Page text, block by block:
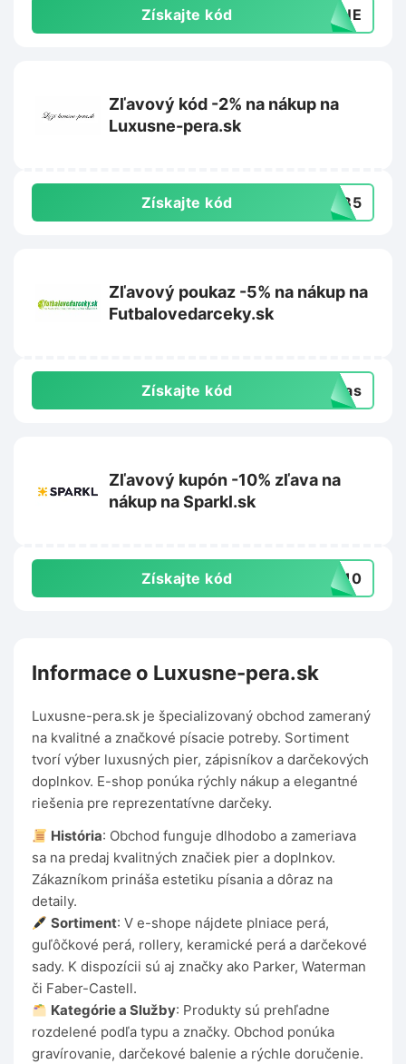
Získajte kód UTNE
Zľavový kód -2% na nákup na
Luxusne-pera.sk
Získajte kód TYB5
Zľavový poukaz -5% na nákup na
Futbalovedarceky.sk
Získajte kód -vas
Zľavový kupón -10% zľava na
nákup na Sparkl.sk
Získajte kód RT10
Informace o Luxusne-pera.sk
Luxusne-pera.sk je špecializovaný obchod zameraný
na kvalitné a značkové písacie potreby. Sortiment
tvorí výber luxusných pier, zápisníkov a darčekových
doplnkov. E-shop ponúka rýchly nákup a elegantné
riešenia pre reprezentatívne darčeky.
História: Obchod funguje dlhodobo a zameriava
sa na predaj kvalitných značiek pier a doplnkov.
Zákazníkom prináša estetiku písania a dôraz na
detaily.
Sortiment: V e-shope nájdete plniace perá,
guľôčkové perá, rollery, keramické perá a darčekové
sady. K dispozícii sú aj značky ako Parker, Waterman
či Faber-Castell.
Kategórie a Služby: Produkty sú prehľadne
rozdelené podľa typu a značky. Obchod ponúka
gravírovanie, darčekové balenie a rýchle doručenie.